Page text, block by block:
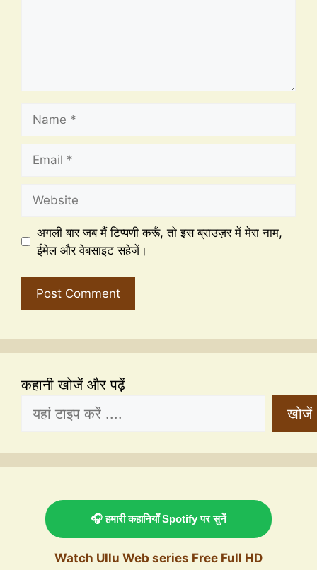
अगली बार जब मैं टिप्पणी करूँ, तो इस ब्राउज़र में मेरा नाम,
ईमेल और वेबसाइट सहेजें।
कहानी खोजें और पढ़ें
खोजें
🎧 हमारी कहानियाँ Spotify पर सुनें
Watch Ullu Web series Free Full HD